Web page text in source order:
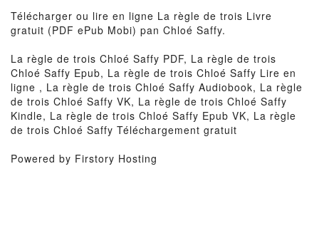
Télécharger ou lire en ligne La règle de trois Livre
gratuit (PDF ePub Mobi) pan Chloé Saffy.
La règle de trois Chloé Saffy PDF, La règle de trois
Chloé Saffy Epub, La règle de trois Chloé Saffy Lire en
ligne , La règle de trois Chloé Saffy Audiobook, La règle
de trois Chloé Saffy VK, La règle de trois Chloé Saffy
Kindle, La règle de trois Chloé Saffy Epub VK, La règle
de trois Chloé Saffy Téléchargement gratuit
Powered by Firstory Hosting